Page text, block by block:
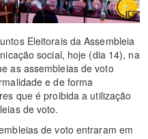
Eleitorais da Assembleia
social, hoje (dia 14), na
as assembleias de voto
e de forma
que é proibida a utilização
de voto.
de voto entraram em